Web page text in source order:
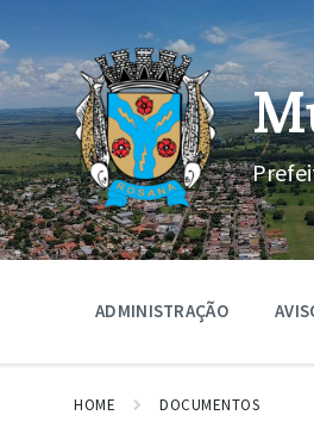
o
conteúdo
a
navegação
principal
o
rodapé
ADMINISTRAÇÃO
HOME DOCUMENTOS